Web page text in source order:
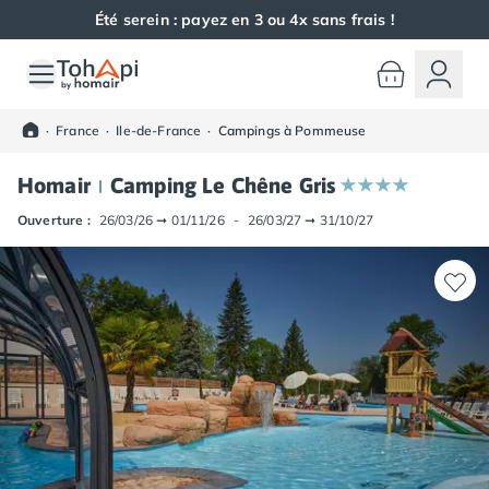
Été serein : payez en 3 ou 4x sans frais !
Toutes nos destinations
Camping Alsace
Camping Haut-Rhin
Camping Colmar
Camping Mulhouse
Camping Munster
Camping Aquitaine
Camping Dordogne
Camping Carsac-Aillac
Camping Les Eyzies-de-Tayac-Sireuil
Camping Sarlat
Camping Gironde
Camping Bordeaux
Camping Carcans
· France · Ile-de-France · Campings à Pommeuse
Homair Camping Le Chêne Gris
Ouverture : 26/03/26 ➞ 01/11/26 - 26/03/27 ➞ 31/10/27